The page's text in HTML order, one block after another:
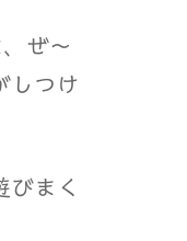
ぜ～
しつけ
まく